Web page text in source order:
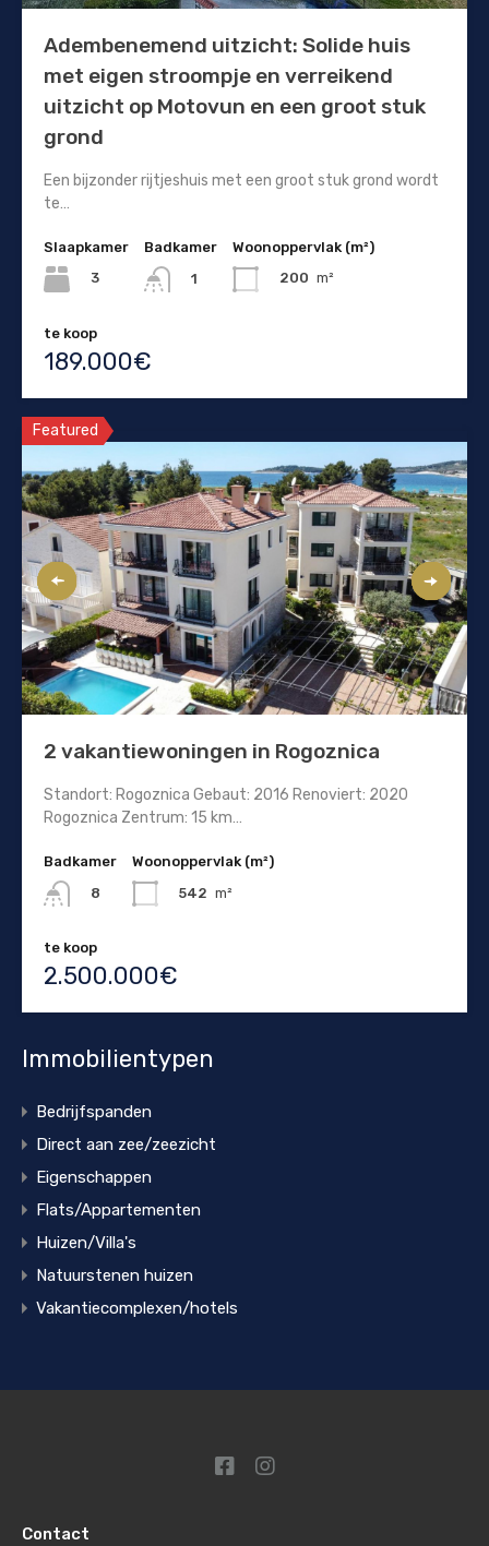
Adembenemend uitzicht: Solide huis
met eigen stroompje en verreikend
uitzicht op Motovun en een groot stuk
grond
Een bijzonder rijtjeshuis met een groot stuk grond wordt
te…
Slaapkamer
3
Badkamer
1
Woonoppervlak (m²)
200 m²
te koop
189.000€
Featured
2 vakantiewoningen in Rogoznica
Standort: Rogoznica Gebaut: 2016 Renoviert: 2020
Rogoznica Zentrum: 15 km…
Badkamer
8
Woonoppervlak (m²)
542 m²
te koop
2.500.000€
Immobilientypen
Bedrijfspanden
Direct aan zee/zeezicht
Eigenschappen
Flats/Appartementen
Huizen/Villa's
Natuurstenen huizen
Vakantiecomplexen/hotels
Contact